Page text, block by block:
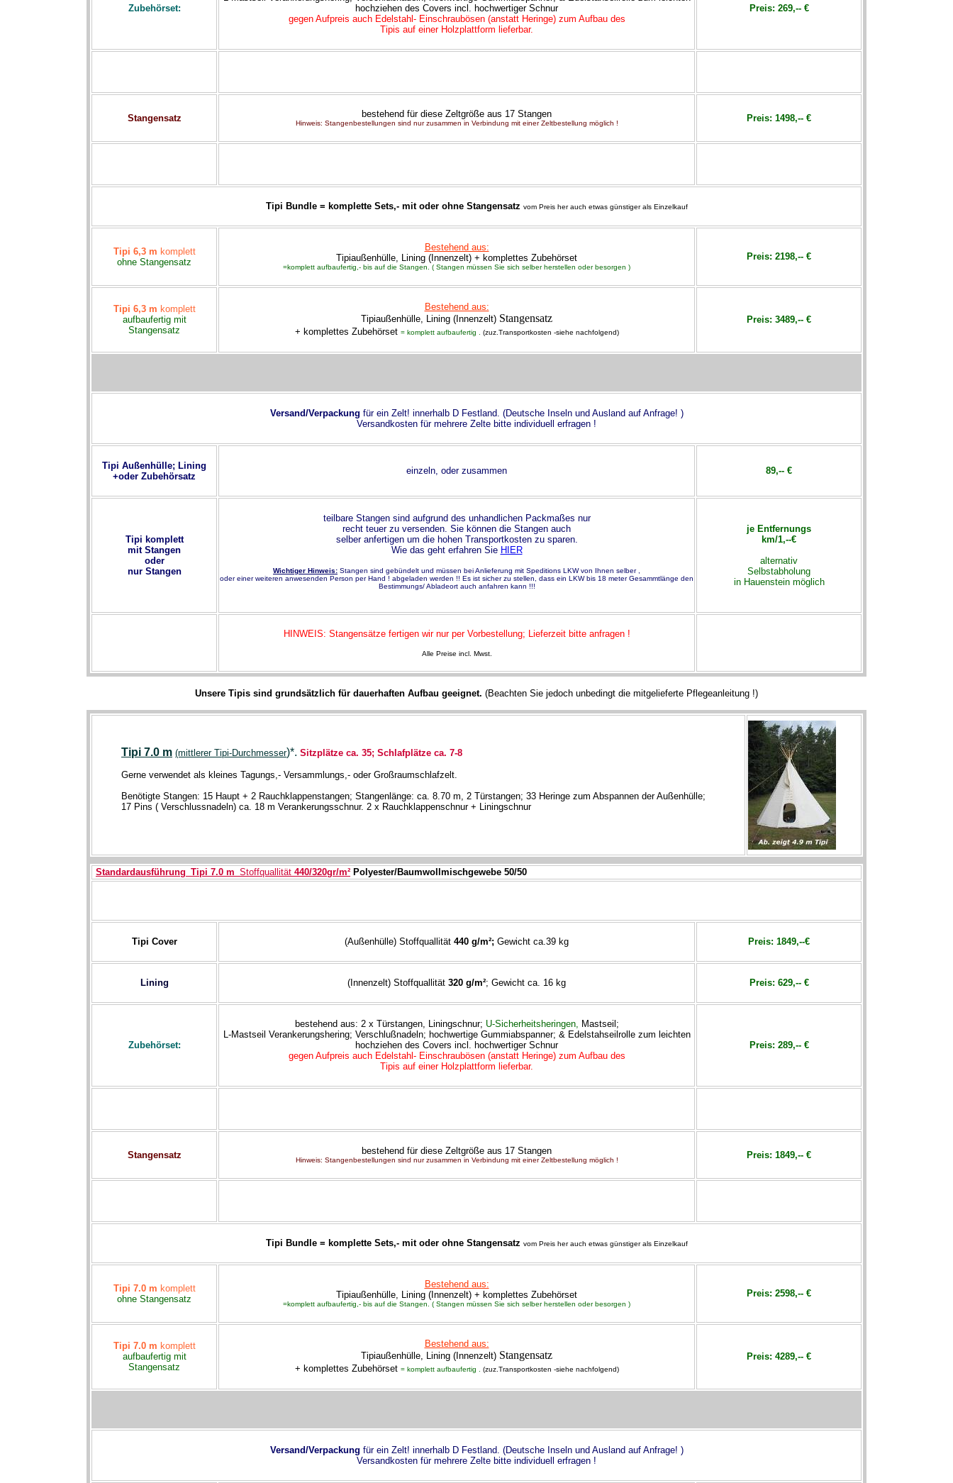
Zubehörset:
hochziehen des Covers incl. hochwertiger Schnur
gegen Aufpreis auch Edelstahl- Einschraubösen (anstatt Heringe) zum Aufbau des
Tipis auf einer Holzplattform lieferbar.
Preis: 269,-- €
Stangensatz bestehend für diese Zeltgröße aus 17 Stangen
Hinweis: Stangenbestellungen sind nur zusammen in Verbindung mit einer Zeltbestellung möglich ! Preis: 1498,-- €
Tipi Bundle = komplette Sets,- mit oder ohne Stangensatz vom Preis her auch etwas günstiger als Einzelkauf
Tipi 6,3 m komplett
ohne Stangensatz
Bestehend aus:
Tipiaußenhülle, Lining (Innenzelt) + komplettes Zubehörset
=komplett aufbaufertig,- bis auf die Stangen. ( Stangen müssen Sie sich selber herstellen oder besorgen )
Preis: 2198,-- €
Tipi 6,3 m komplett
aufbaufertig mit
Stangensatz
Bestehend aus:
Tipiaußenhülle, Lining (Innenzelt) Stangensatz
+ komplettes Zubehörset = komplett aufbaufertig . (zuz.Transportkosten -siehe nachfolgend)
Preis: 3489,-- €
Versand/Verpackung für ein Zelt! innerhalb D Festland. (Deutsche Inseln und Ausland auf Anfrage! )
Versandkosten für mehrere Zelte bitte individuell erfragen !
Tipi Außenhülle; Lining
+oder Zubehörsatz
einzeln, oder zusammen 89,-- €
Tipi komplett
mit Stangen
oder
nur Stangen
teilbare Stangen sind aufgrund des unhandlichen Packmaßes nur
recht teuer zu versenden. Sie können die Stangen auch
selber anfertigen um die hohen Transportkosten zu sparen.
Wie das geht erfahren Sie HIER
Wichtiger Hinweis: Stangen sind gebündelt und müssen bei Anlieferung mit Speditions LKW von Ihnen selber ,
oder einer weiteren anwesenden Person per Hand ! abgeladen werden !! Es ist sicher zu stellen, dass ein LKW bis 18 meter Gesammtlänge den
Bestimmungs/ Abladeort auch anfahren kann !!!
je Entfernungs
km/1,--€
alternativ
Selbstabholung
in Hauenstein möglich
HINWEIS: Stangensätze fertigen wir nur per Vorbestellung; Lieferzeit bitte anfragen !
Alle Preise incl. Mwst.
Unsere Tipis sind grundsätzlich für dauerhaften Aufbau geeignet. (Beachten Sie jedoch unbedingt die mitgelieferte Pflegeanleitung !)
Tipi 7.0 m (mittlerer Tipi-Durchmesser)*. Sitzplätze ca. 35; Schlafplätze ca. 7-8
Gerne verwendet als kleines Tagungs,- Versammlungs,- oder Großraumschlafzelt.
Benötigte Stangen: 15 Haupt + 2 Rauchklappenstangen; Stangenlänge: ca. 8.70 m, 2 Türstangen; 33 Heringe zum Abspannen der Außenhülle;
17 Pins ( Verschlussnadeln) ca. 18 m Verankerungsschnur. 2 x Rauchklappenschnur + Liningschnur
Standardausführung _Tipi 7.0 m_ Stoffquallität 440/320gr/m² Polyester/Baumwollmischgewebe 50/50
Tipi Cover (Außenhülle) Stoffquallität 440 g/m²; Gewicht ca.39 kg Preis: 1849,--€
Lining (Innenzelt) Stoffquallität 320 g/m²; Gewicht ca. 16 kg Preis: 629,-- €
Zubehörset:
bestehend aus: 2 x Türstangen, Liningschnur; U-Sicherheitsheringen, Mastseil;
L-Mastseil Verankerungshering; Verschlußnadeln; hochwertige Gummiabspanner; & Edelstahseilrolle zum leichten
hochziehen des Covers incl. hochwertiger Schnur
gegen Aufpreis auch Edelstahl- Einschraubösen (anstatt Heringe) zum Aufbau des
Tipis auf einer Holzplattform lieferbar.
Preis: 289,-- €
Stangensatz bestehend für diese Zeltgröße aus 17 Stangen
Hinweis: Stangenbestellungen sind nur zusammen in Verbindung mit einer Zeltbestellung möglich ! Preis: 1849,-- €
Tipi Bundle = komplette Sets,- mit oder ohne Stangensatz vom Preis her auch etwas günstiger als Einzelkauf
Tipi 7.0 m komplett
ohne Stangensatz
Bestehend aus:
Tipiaußenhülle, Lining (Innenzelt) + komplettes Zubehörset
=komplett aufbaufertig,- bis auf die Stangen. ( Stangen müssen Sie sich selber herstellen oder besorgen )
Preis: 2598,-- €
Tipi 7.0 m komplett
aufbaufertig mit
Stangensatz
Bestehend aus:
Tipiaußenhülle, Lining (Innenzelt) Stangensatz
+ komplettes Zubehörset = komplett aufbaufertig . (zuz.Transportkosten -siehe nachfolgend)
Preis: 4289,-- €
Versand/Verpackung für ein Zelt! innerhalb D Festland. (Deutsche Inseln und Ausland auf Anfrage! )
Versandkosten für mehrere Zelte bitte individuell erfragen !